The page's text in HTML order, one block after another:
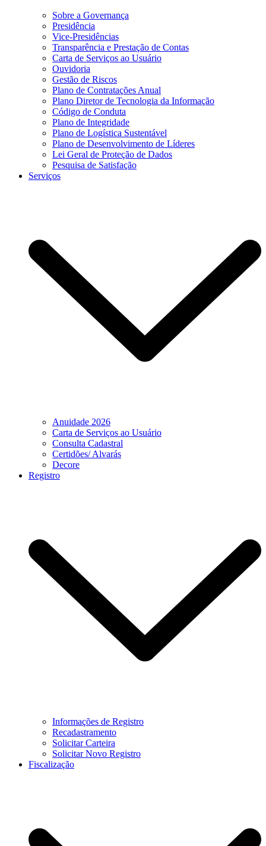
Sobre a Governança
Presidência
Vice-Presidências
Transparência e Prestação de Contas
Carta de Serviços ao Usuário
Ouvidoria
Gestão de Riscos
Plano de Contratações Anual
Plano Diretor de Tecnologia da Informação
Código de Conduta
Plano de Integridade
Plano de Logística Sustentável
Plano de Desenvolvimento de Líderes
Lei Geral de Proteção de Dados
Pesquisa de Satisfação
Serviços
Anuidade 2026
Carta de Serviços ao Usuário
Consulta Cadastral
Certidões/ Alvarás
Decore
Registro
Informações de Registro
Recadastramento
Solicitar Carteira
Solicitar Novo Registro
Fiscalização